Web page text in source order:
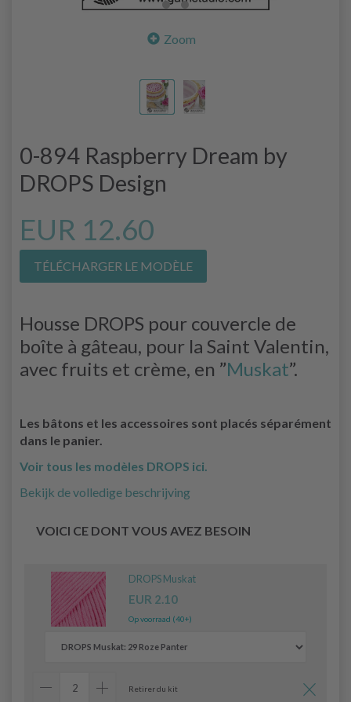
Zoom
0-894 Raspberry Dream by
DROPS Design
EUR 12.60
TÉLÉCHARGER LE MODÈLE
Housse DROPS pour couvercle de
boîte à gâteau, pour la Saint Valentin,
avec fruits et crème, en ”Muskat”.
Les bâtons et les accessoires sont placés séparément
dans le panier.
Voir tous les modèles DROPS ici.
Bekijk de volledige beschrijving
VOICI CE DONT VOUS AVEZ BESOIN
DROPS Muskat
EUR 2.10
Op voorraad (40+)
Retirer du kit